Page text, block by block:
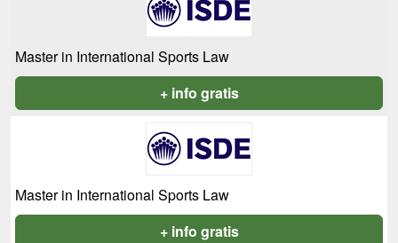
Master in International Sports Law
+ info gratis
Master in International Sports Law
+ info gratis